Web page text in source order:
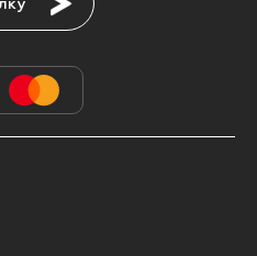
Подписаться